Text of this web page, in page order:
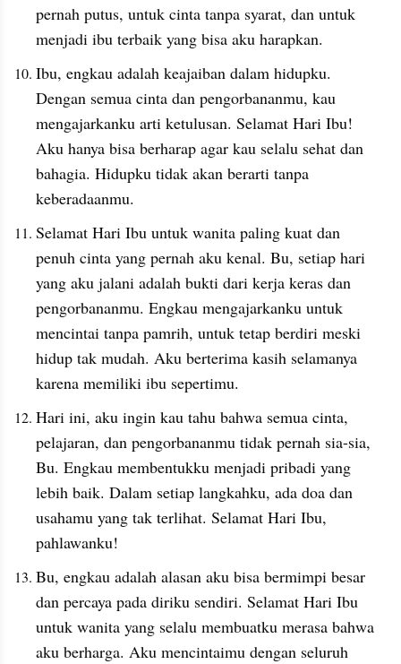
pernah putus, untuk cinta tanpa syarat, dan untuk
menjadi ibu terbaik yang bisa aku harapkan.
Ibu, engkau adalah keajaiban dalam hidupku.
Dengan semua cinta dan pengorbananmu, kau
mengajarkanku arti ketulusan. Selamat Hari Ibu!
Aku hanya bisa berharap agar kau selalu sehat dan
bahagia. Hidupku tidak akan berarti tanpa
keberadaanmu.
Selamat Hari Ibu untuk wanita paling kuat dan
penuh cinta yang pernah aku kenal. Bu, setiap hari
yang aku jalani adalah bukti dari kerja keras dan
pengorbananmu. Engkau mengajarkanku untuk
mencintai tanpa pamrih, untuk tetap berdiri meski
hidup tak mudah. Aku berterima kasih selamanya
karena memiliki ibu sepertimu.
Hari ini, aku ingin kau tahu bahwa semua cinta,
pelajaran, dan pengorbananmu tidak pernah sia-sia,
Bu. Engkau membentukku menjadi pribadi yang
lebih baik. Dalam setiap langkahku, ada doa dan
usahamu yang tak terlihat. Selamat Hari Ibu,
pahlawanku!
Bu, engkau adalah alasan aku bisa bermimpi besar
dan percaya pada diriku sendiri. Selamat Hari Ibu
untuk wanita yang selalu membuatku merasa bahwa
aku berharga. Aku mencintaimu dengan seluruh